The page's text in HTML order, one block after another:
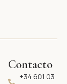
Contacto
+34 601 03